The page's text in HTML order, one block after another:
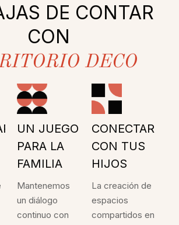
DE CONTAR
CON
DECO
UN JUEGO
PARA LA
FAMILIA
Mantenemos
un diálogo
continuo con
CONECTAR
CON TUS
HIJOS
La creación de
espacios
compartidos en